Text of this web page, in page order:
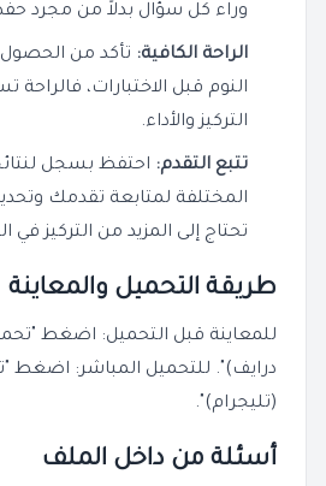
وراء كل سؤال بدلاً من مجرد
الراحة الكافية: تأكد من
النوم قبل الاختبارات،
التركيز والأداء.
تتبع التقدم: احتفظ بسجل
المختلفة لمتابعة تقدمك
تحتاج إلى المزيد من التركيز في
طريقة التحميل والمعاينة
للمعاينة قبل التحميل: اضغط
درايف)". للتحميل المباشر: اضغط
(تليجرام)".
أسئلة من داخل الملف